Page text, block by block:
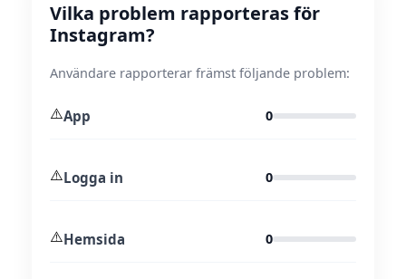
Vilka problem rapporteras för
Instagram?
Användare rapporterar främst följande problem:
⚠️App 0
⚠️Logga in 0
⚠️Hemsida 0